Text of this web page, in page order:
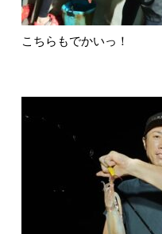
こちらもでかいっ！